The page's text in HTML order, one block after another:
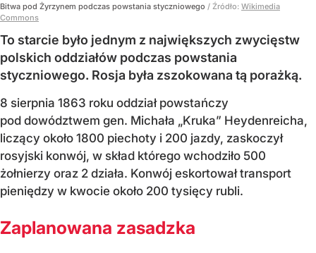
Bitwa pod Żyrzynem podczas powstania styczniowego / Źródło: Wikimedia
Commons
To starcie było jednym z największych zwycięstw
polskich oddziałów podczas powstania
styczniowego. Rosja była zszokowana tą porażką.
8 sierpnia 1863 roku oddział powstańczy
pod dowództwem gen. Michała „Kruka” Heydenreicha,
liczący około 1800 piechoty i 200 jazdy, zaskoczył
rosyjski konwój, w skład którego wchodziło 500
żołnierzy oraz 2 działa. Konwój eskortował transport
pieniędzy w kwocie około 200 tysięcy rubli.
Zaplanowana zasadzka